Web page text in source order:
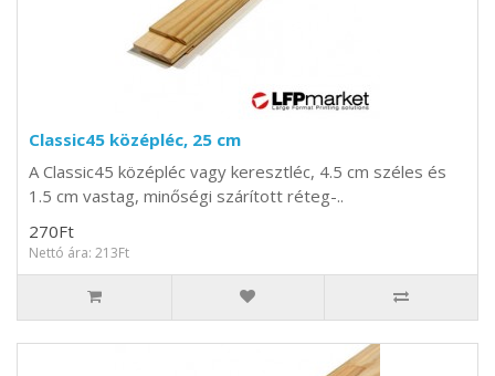
Classic45 középléc, 25 cm
A Classic45 középléc vagy keresztléc, 4.5 cm széles és
1.5 cm vastag, minőségi szárított réteg-..
270Ft
Nettó ára: 213Ft